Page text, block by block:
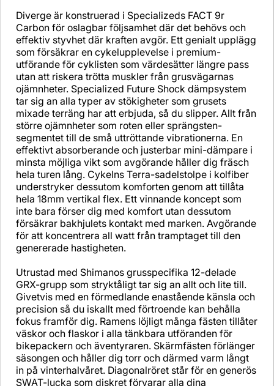
Diverge är konstruerad i Specializeds FACT 9r
Carbon för oslagbar följsamhet där det behövs och
effektiv styvhet där kraften avgör. Ett genialt upplägg
som försäkrar en cykelupplevelse i premium-
utförande för cyklisten som värdesätter längre pass
utan att riskera trötta muskler från grusvägarnas
ojämnheter. Specialized Future Shock dämpsystem
tar sig an alla typer av stökigheter som grusets
mixade terräng har att erbjuda, så du slipper. Allt från
större ojämnheter som roten eller sprängsten-
segmentet till de små uttröttande vibrationerna. En
effektivt absorberande och justerbar mini-dämpare i
minsta möjliga vikt som avgörande håller dig fräsch
hela turen lång. Cykelns Terra-sadelstolpe i kolfiber
understryker dessutom komforten genom att tillåta
hela 18mm vertikal flex. Ett vinnande koncept som
inte bara förser dig med komfort utan dessutom
försäkrar bakhjulets kontakt med marken. Avgörande
för att koncentrera all watt från tramptaget till den
genererade hastigheten.
Utrustad med Shimanos grusspecifika 12-delade
GRX-grupp som stryktåligt tar sig an allt och lite till.
Givetvis med en förmedlande enastående känsla och
precision så du iskallt med förtroende kan behålla
fokus framför dig. Ramens löjligt många fästen tillåter
väskor och flaskor i alla tänkbara utföranden för
bikepackern och äventyraren. Skärmfästen förlänger
säsongen och håller dig torr och därmed varm långt
in på vinterhalvåret. Diagonalröret står för en generös
SWAT-lucka som diskret förvarar alla dina